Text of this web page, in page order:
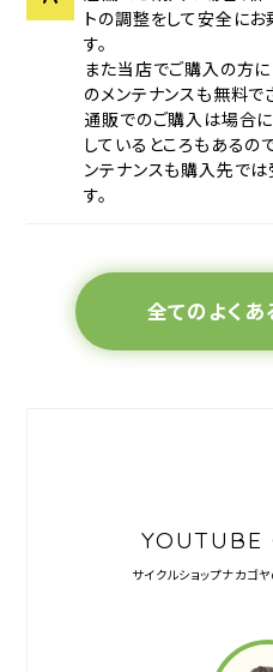
トの調整をして安全に
す。
また当店でご購入の方
のメンテナンスも無料で
通販でのご購入は場合に
しているところもあるの
ンテナンスも購入先で
す。
全てのよく
YOUTUBE
サイクルショップナカゴヤ